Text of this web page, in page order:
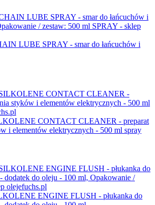
LUBE SPRAY - smar do łańcuchów i
CONTACT CLEANER - preparat
i elementów elektrycznych - 500 ml spray
ENGINE FLUSH - płukanka do